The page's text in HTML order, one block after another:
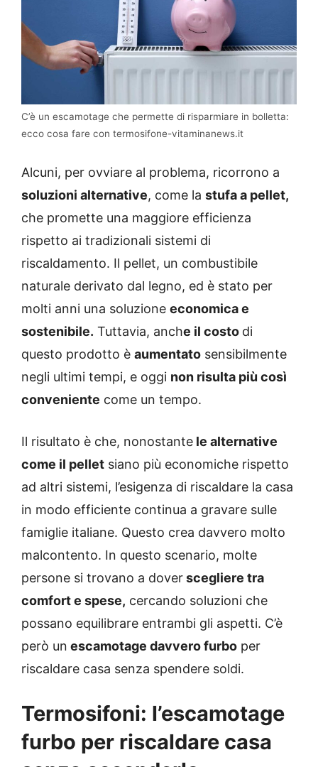
C’è un escamotage che permette di risparmiare in bolletta:
ecco cosa fare con termosifone-vitaminanews.it
Alcuni, per ovviare al problema, ricorrono a
soluzioni alternative, come la stufa a pellet,
che promette una maggiore efficienza
rispetto ai tradizionali sistemi di
riscaldamento. Il pellet, un combustibile
naturale derivato dal legno, ed è stato per
molti anni una soluzione economica e
sostenibile. Tuttavia, anche il costo di
questo prodotto è aumentato sensibilmente
negli ultimi tempi, e oggi non risulta più così
conveniente come un tempo.
Il risultato è che, nonostante le alternative
come il pellet siano più economiche rispetto
ad altri sistemi, l’esigenza di riscaldare la casa
in modo efficiente continua a gravare sulle
famiglie italiane. Questo crea davvero molto
malcontento. In questo scenario, molte
persone si trovano a doverscegliere tra
comfort e spese, cercando soluzioni che
possano equilibrare entrambi gli aspetti. C’è
però un escamotage davvero furbo per
riscaldare casa senza spendere soldi.
Termosifoni: l’escamotage
furbo per riscaldare casa